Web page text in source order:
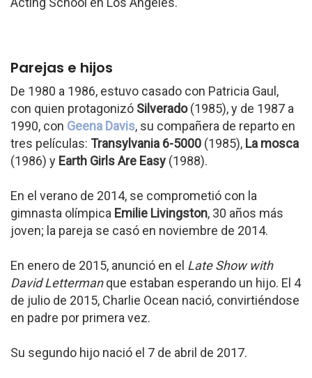
Parejas e hijos
De 1980 a 1986, estuvo casado con Patricia Gaul,
con quien protagonizó Silverado(1985), y de 1987 a
1990, con Geena Davis, su compañera de reparto en
tres películas: Transylvania 6-5000 (1985), La mosca
(1986) y Earth Girls Are Easy (1988).
En el verano de 2014, se comprometió con la
gimnasta olímpica Emilie Livingston, 30 años más
joven; la pareja se casó en noviembre de 2014.
En enero de 2015, anunció en el Late Show with
David Lettermanque estaban esperando un hijo. El 4
de julio de 2015, Charlie Ocean nació, convirtiéndose
en padre por primera vez.
Su segundo hijo nació el 7 de abril de 2017.